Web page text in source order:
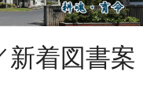
新着図書案